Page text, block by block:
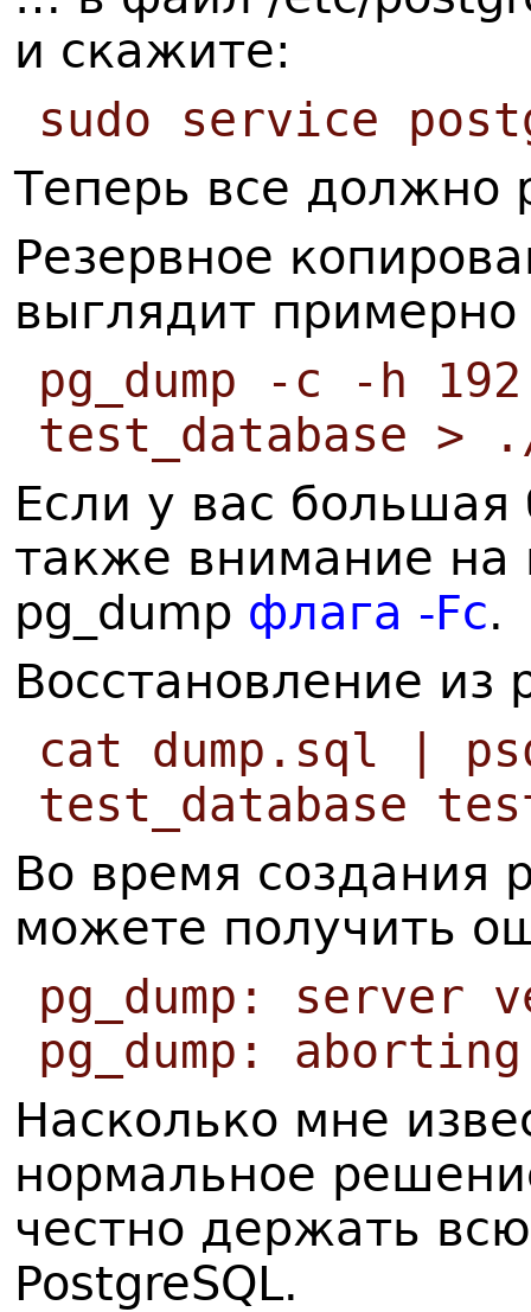
и скажите:
sudo service
Теперь все должно
Резервное
выглядит примерно
pg_dump -c -h
test_database >
Если у вас
также внимание на
pg_dump флага -Fc.
Восстановление из
cat dump.sql |
test_database
Во время создания
можете получить
pg_dump: server
pg_dump:
Насколько мне
нормальное
честно держать
PostgreSQL.